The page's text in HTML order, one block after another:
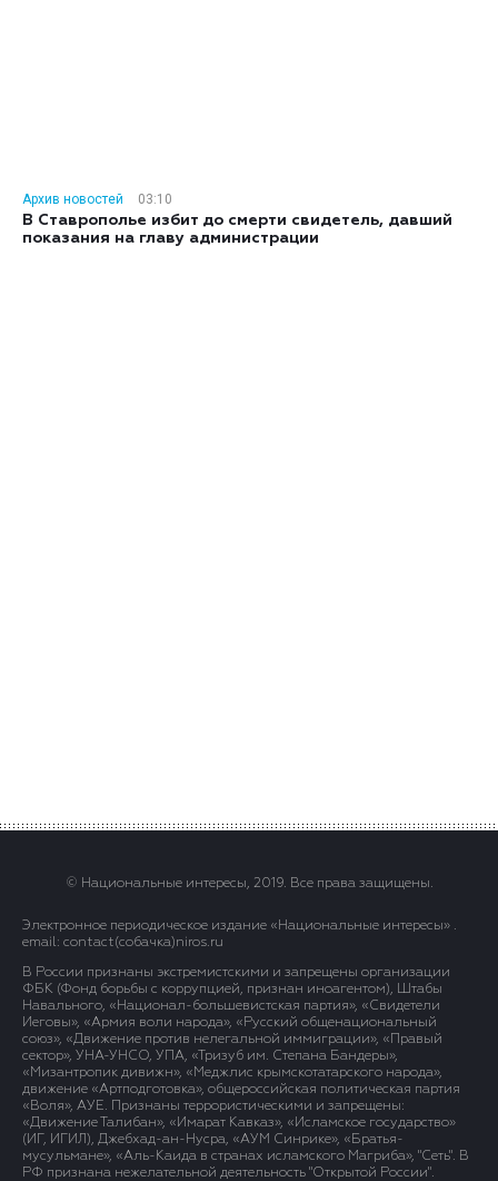
Архив новостей
03:10
В Ставрополье избит до смерти свидетель, давший
показания на главу администрации
© Национальные интересы, 2019. Все права защищены.
Электронное периодическое издание «Национальные интересы» .
email: contact(сoбaчка)niros.ru
В России признаны экстремистскими и запрещены организации
ФБК (Фонд борьбы с коррупцией, признан иноагентом), Штабы
Навального, «Национал-большевистская партия», «Свидетели
Иеговы», «Армия воли народа», «Русский общенациональный
союз», «Движение против нелегальной иммиграции», «Правый
сектор», УНА-УНСО, УПА, «Тризуб им. Степана Бандеры»,
«Мизантропик дивижн», «Меджлис крымскотатарского народа»,
движение «Артподготовка», общероссийская политическая партия
«Воля», АУЕ. Признаны террористическими и запрещены:
«Движение Талибан», «Имарат Кавказ», «Исламское государство»
(ИГ, ИГИЛ), Джебхад-ан-Нусра, «АУМ Синрике», «Братья-
мусульмане», «Аль-Каида в странах исламского Магриба», "Сеть". В
РФ признана нежелательной деятельность "Открытой России".